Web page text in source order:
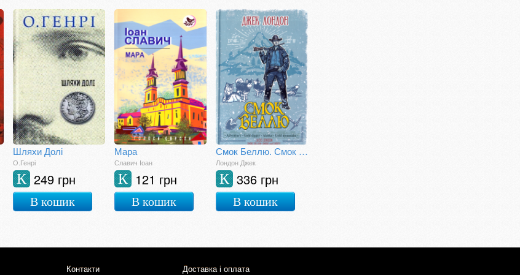
Шляхи Долі
О.Генрі
249 грн
К
В кошик
Мара
Славич Іоан
121 грн
К
В кошик
Смок Беллю. Смок і Малюк
Лондон Джек
336 грн
К
В кошик
Контакти Доставка і оплата